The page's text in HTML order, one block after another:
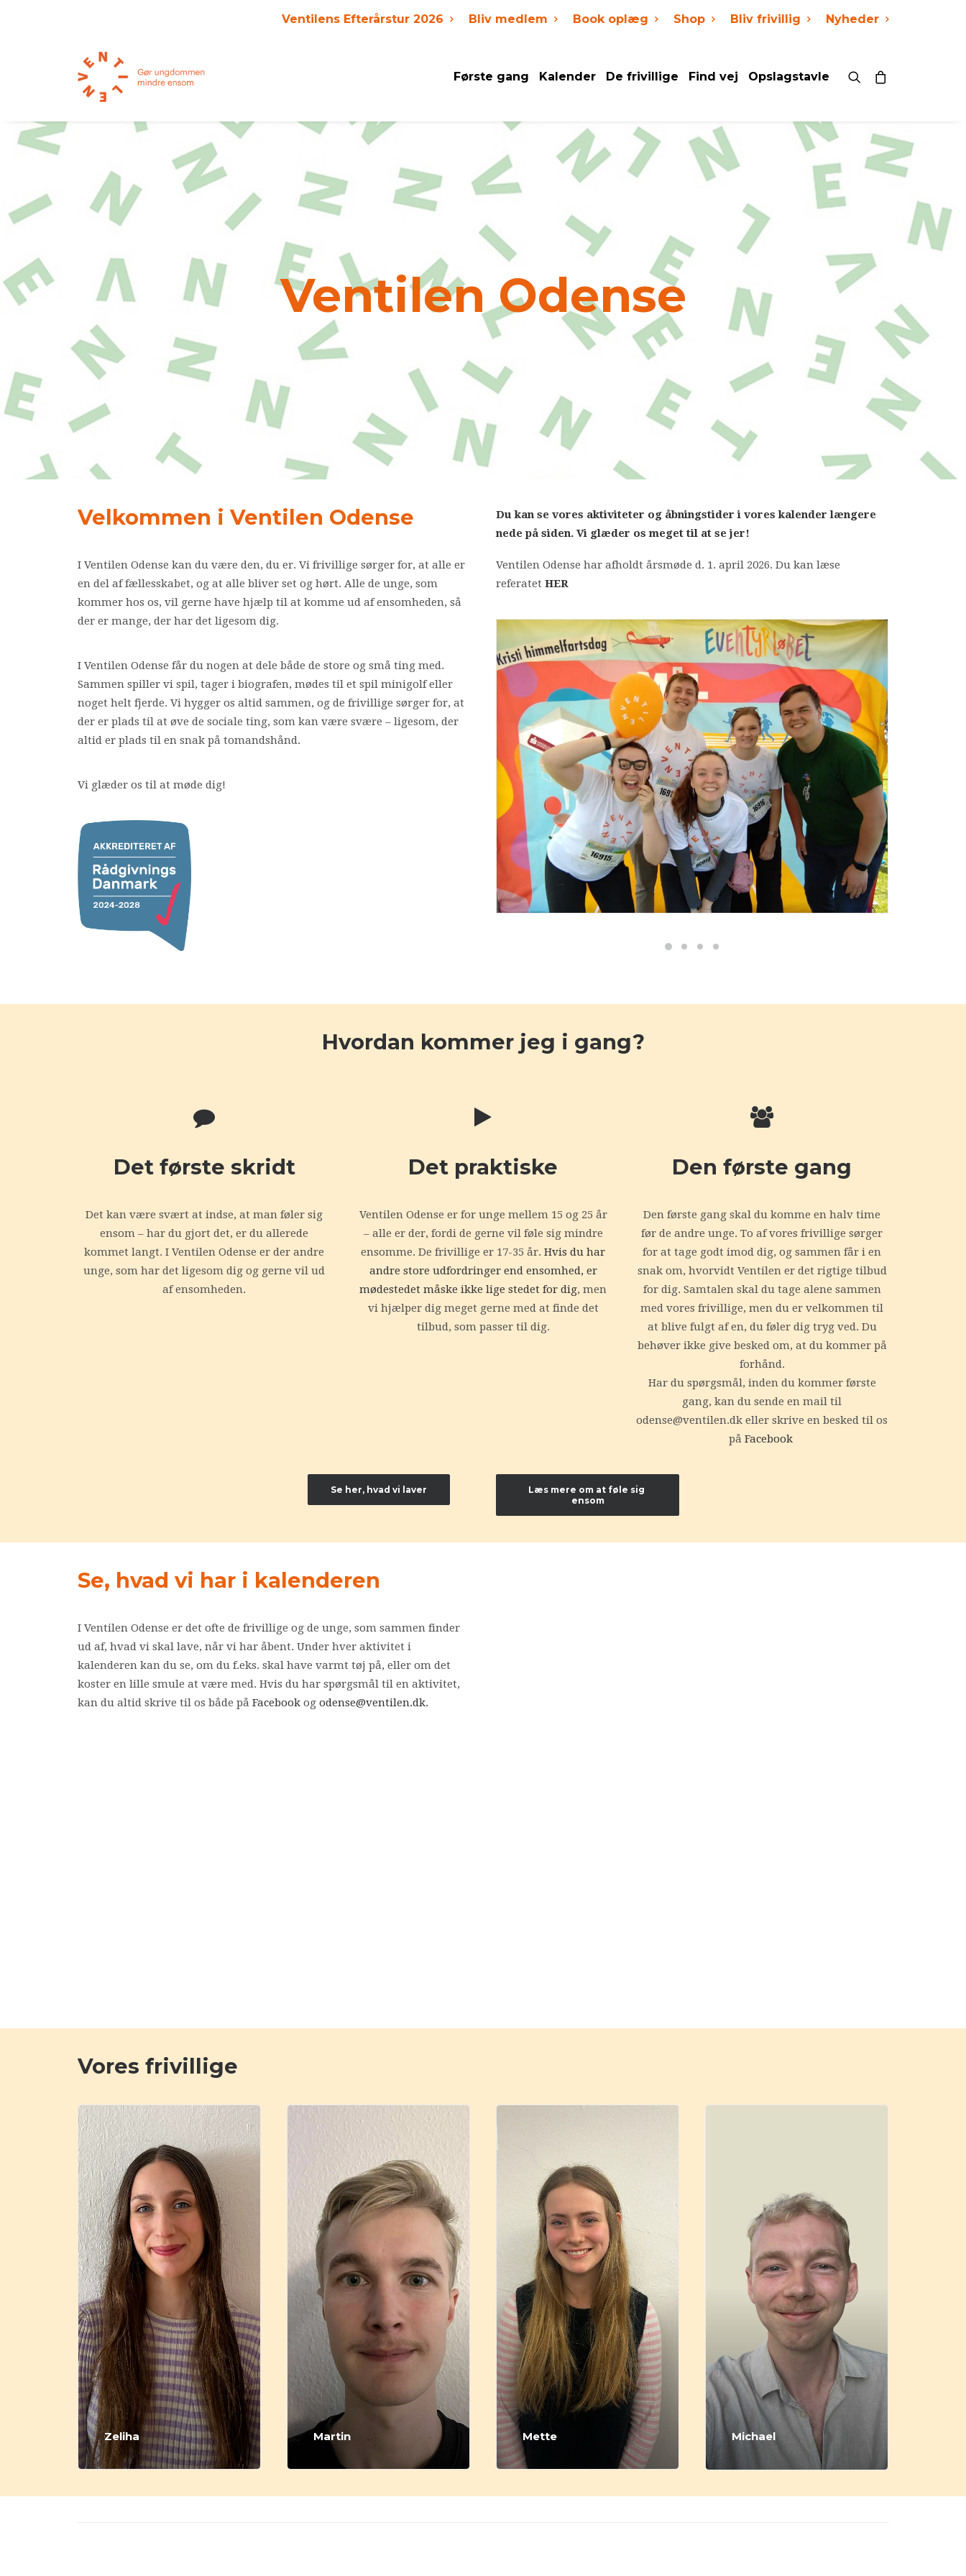
Ventilens Efterårstur 2026 Bliv medlem Book oplæg Shop Bliv frivillig Nyheder
Første gang Kalender De frivillige Find vej Opslagstavle
Ventilen Odense
Velkommen i Ventilen Odense
I Ventilen Odense kan du være den, du er. Vi frivillige sørger for, at alle er
en del af fællesskabet, og at alle bliver set og hørt. Alle de unge, som
kommer hos os, vil gerne have hjælp til at komme ud af ensomheden, så
der er mange, der har det ligesom dig.
I Ventilen Odense får du nogen at dele både de store og små ting med.
Sammen spiller vi spil, tager i biografen, mødes til et spil minigolf eller
noget helt fjerde. Vi hygger os altid sammen, og de frivillige sørger for, at
der er plads til at øve de sociale ting, som kan være svære – ligesom, der
altid er plads til en snak på tomandshånd.
Vi glæder os til at møde dig!
Du kan se vores aktiviteter og åbningstider i vores kalender længere
nede på siden. Vi glæder os meget til at se jer!
Ventilen Odense har afholdt årsmøde d. 1. april 2026. Du kan læse
referatet HER
Hvordan kommer jeg i gang?
Det første skridt
Det kan være svært at indse, at man føler sig
ensom – har du gjort det, er du allerede
kommet langt. I Ventilen Odense er der andre
unge, som har det ligesom dig og gerne vil ud
af ensomheden.
Det praktiske
Ventilen Odense er for unge mellem 15 og 25 år
– alle er der, fordi de gerne vil føle sig mindre
ensomme. De frivillige er 17-35 år. Hvis du har
andre store udfordringer end ensomhed, er
mødestedet måske ikke lige stedet for dig, men
vi hjælper dig meget gerne med at finde det
tilbud, som passer til dig.
Den første gang
Den første gang skal du komme en halv time
før de andre unge. To af vores frivillige sørger
for at tage godt imod dig, og sammen får i en
snak om, hvorvidt Ventilen er det rigtige tilbud
for dig. Samtalen skal du tage alene sammen
med vores frivillige, men du er velkommen til
at blive fulgt af en, du føler dig tryg ved. Du
behøver ikke give besked om, at du kommer på
forhånd.
Har du spørgsmål, inden du kommer første
gang, kan du sende en mail til
odense@ventilen.dk eller skrive en besked til os
på Facebook
Se her, hvad vi laver
Læs mere om at føle sig
ensom
Se, hvad vi har i kalenderen
I Ventilen Odense er det ofte de frivillige og de unge, som sammen finder
ud af, hvad vi skal lave, når vi har åbent. Under hver aktivitet i
kalenderen kan du se, om du f.eks. skal have varmt tøj på, eller om det
koster en lille smule at være med. Hvis du har spørgsmål til en aktivitet,
kan du altid skrive til os både på Facebook og odense@ventilen.dk.
Vores frivillige
Zeliha Martin Mette Michael